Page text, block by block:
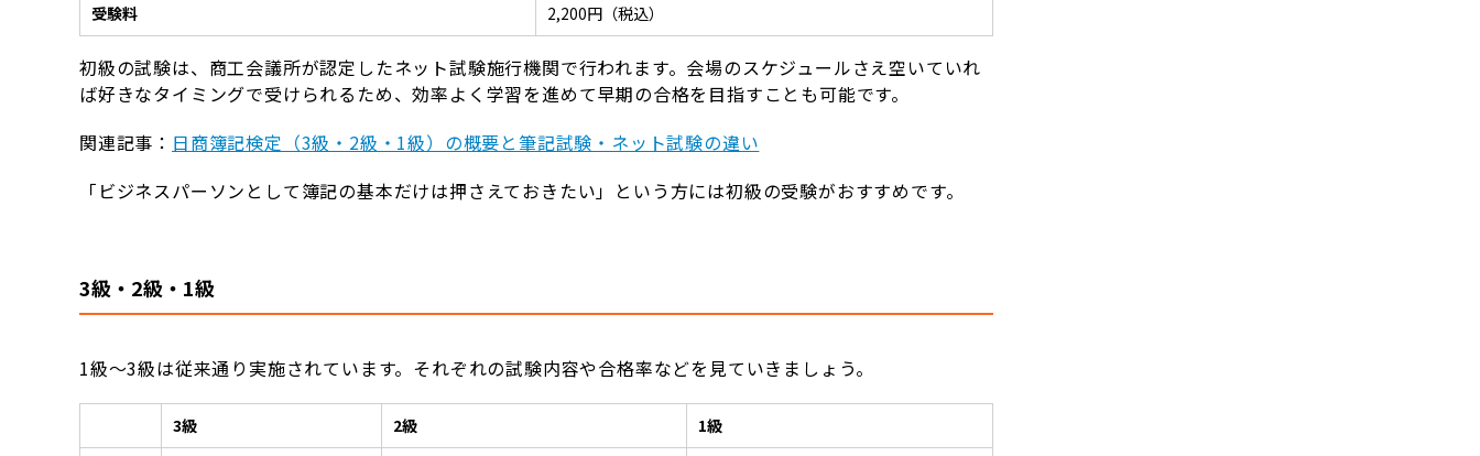
受験料
2,200円（税込）
初級の試験は、商工会議所が認定したネット試験施行機関で行われます。会場のスケジュールさえ空いていれ
ば好きなタイミングで受けられるため、効率よく学習を進めて早期の合格を目指すことも可能です。
関連記事： 日商簿記検定（3級・2級・1級）の概要と筆記試験・ネット試験の違い
「ビジネスパーソンとして簿記の基本だけは押さえておきたい」という方には初級の受験がおすすめです。
3級・2級・1級
1級～3級は従来通り実施されています。それぞれの試験内容や合格率などを見ていきましょう。
3級 2級 1級